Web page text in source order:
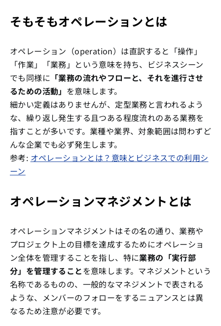
そもそもオペレーションとは
オペレーション（operation）は直訳すると「操作」
「作業」「業務」という意味を持ち、ビジネスシーン
でも同様に 「業務の流れやフローと、それを進行させ
るための活動」 を意味します。
細かい定義はありませんが、定型業務と言われるよう
な、繰り返し発生する且つある程度流れのある業務を
指すことが多いです。業種や業界、対象範囲は問わずど
んな企業でも必ず発生します。
参考: オペレーションとは？意味とビジネスでの利用シ
ーン
オペレーションマネジメントとは
オペレーションマネジメントはその名の通り、業務や
プロジェクト上の目標を達成するためにオペレーショ
ン全体を管理することを指し、特に業務の「実行部
分」を管理することを意味します。マネジメントという
名称であるものの、一般的なマネジメントで表される
ような、メンバーのフォローをするニュアンスとは異
なるため注意が必要です。